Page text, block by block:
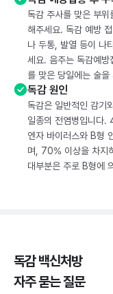
독감 주사를 맞은 부
해주세요. 독감 예방
나 두통, 발열 등이 나
세요. 음주는 독감예
를 맞은 당일에는 술을
독감 원인
독감은 일반적인 감기
일종의 전염병입니다.
엔자 바이러스와 B형
며, 70% 이상을 차지
대부분은 주로 B형에
독감 백신처방
자주 묻는 질문